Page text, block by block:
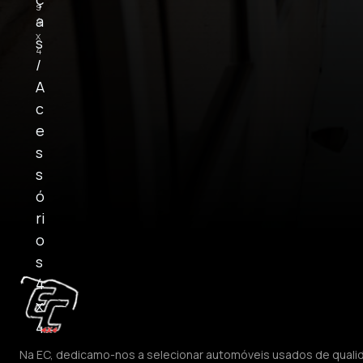
a
s
/
A
c
e
s
s
ó
ri
o
s
4
x
4
s
4
x
4
Na EC, dedicamo-nos a selecionar automóveis usados de